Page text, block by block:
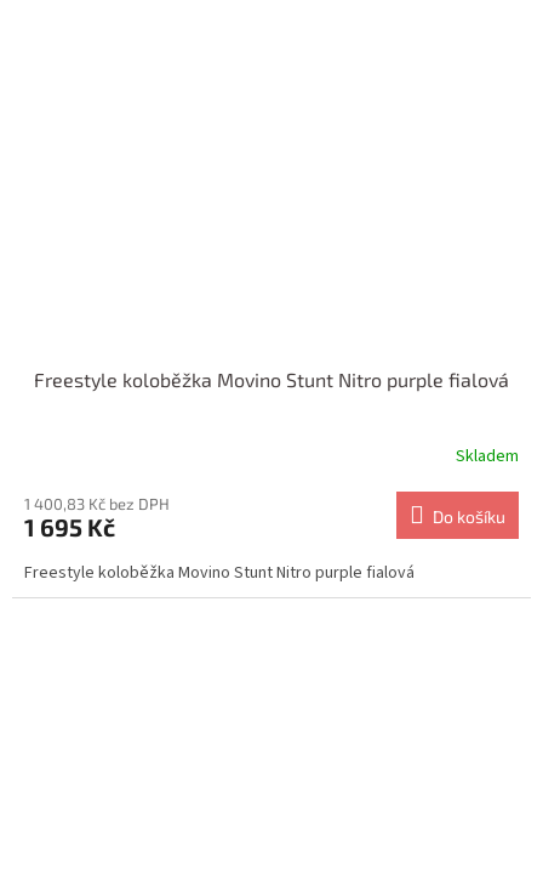
Freestyle koloběžka Movino Stunt Nitro purple fialová
Skladem
1 400,83 Kč bez DPH
1 695 Kč Do košíku
Freestyle koloběžka Movino Stunt Nitro purple fialová